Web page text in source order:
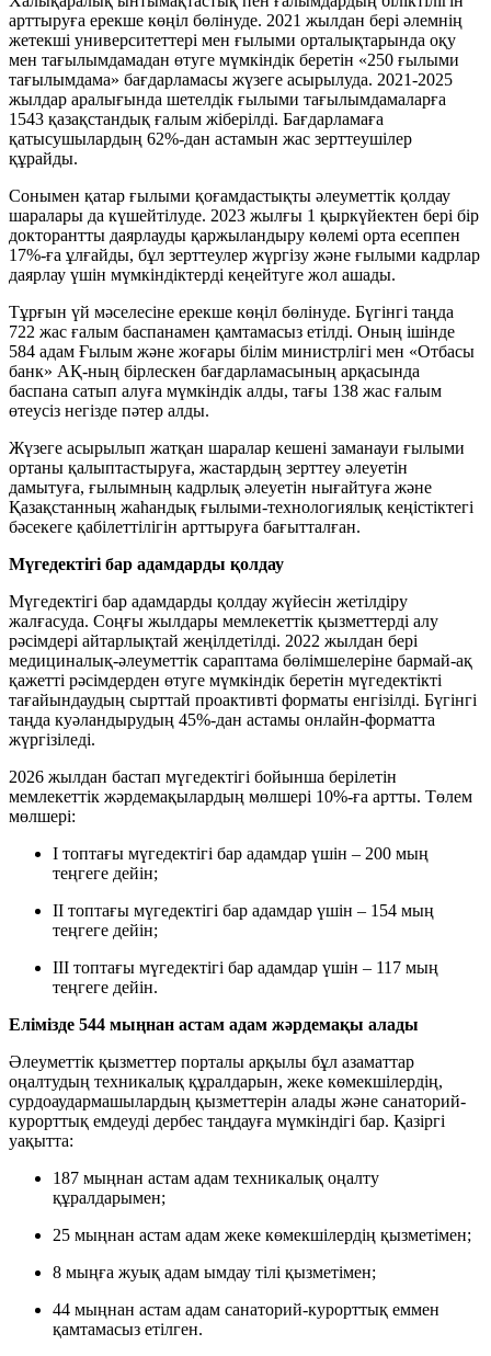
арттыруға ерекше көңіл бөлінуде. 2021 жылдан бері әлемнің
жетекші университеттері мен ғылыми орталықтарында оқу
мен тағылымдамадан өтуге мүмкіндік беретін «250 ғылыми
тағылымдама» бағдарламасы жүзеге асырылуда. 2021-2025
жылдар аралығында шетелдік ғылыми тағылымдамаларға
1543 қазақстандық ғалым жіберілді. Бағдарламаға
қатысушылардың 62%-дан астамын жас зерттеушілер
құрайды.
Сонымен қатар ғылыми қоғамдастықты әлеуметтік қолдау
шаралары да күшейтілуде. 2023 жылғы 1 қыркүйектен бері бір
докторантты даярлауды қаржыландыру көлемі орта есеппен
17%-ға ұлғайды, бұл зерттеулер жүргізу және ғылыми кадрлар
даярлау үшін мүмкіндіктерді кеңейтуге жол ашады.
Тұрғын үй мәселесіне ерекше көңіл бөлінуде. Бүгінгі таңда
722 жас ғалым баспанамен қамтамасыз етілді. Оның ішінде
584 адам Ғылым және жоғары білім министрлігі мен «Отбасы
банк» АҚ-ның бірлескен бағдарламасының арқасында
баспана сатып алуға мүмкіндік алды, тағы 138 жас ғалым
өтеусіз негізде пәтер алды.
Жүзеге асырылып жатқан шаралар кешені заманауи ғылыми
ортаны қалыптастыруға, жастардың зерттеу әлеуетін
дамытуға, ғылымның кадрлық әлеуетін нығайтуға және
Қазақстанның жаһандық ғылыми-технологиялық кеңістіктегі
бәсекеге қабілеттілігін арттыруға бағытталған.
Мүгедектігі бар адамдарды қолдау
Мүгедектігі бар адамдарды қолдау жүйесін жетілдіру
жалғасуда. Соңғы жылдары мемлекеттік қызметтерді алу
рәсімдері айтарлықтай жеңілдетілді. 2022 жылдан бері
медициналық-әлеуметтік сараптама бөлімшелеріне бармай-ақ
қажетті рәсімдерден өтуге мүмкіндік беретін мүгедектікті
тағайындаудың сырттай проактивті форматы енгізілді. Бүгінгі
таңда куәландырудың 45%-дан астамы онлайн-форматта
жүргізіледі.
2026 жылдан бастап мүгедектігі бойынша берілетін
мемлекеттік жәрдемақылардың мөлшері 10%-ға артты. Төлем
мөлшері:
I топтағы мүгедектігі бар адамдар үшін – 200 мың
теңгеге дейін;
II топтағы мүгедектігі бар адамдар үшін – 154 мың
теңгеге дейін;
III топтағы мүгедектігі бар адамдар үшін – 117 мың
теңгеге дейін.
Елімізде 544 мыңнан астам адам жәрдемақы алады
Әлеуметтік қызметтер порталы арқылы бұл азаматтар
оңалтудың техникалық құралдарын, жеке көмекшілердің,
сурдоаудармашылардың қызметтерін алады және санаторий-
курорттық емдеуді дербес таңдауға мүмкіндігі бар. Қазіргі
уақытта:
187 мыңнан астам адам техникалық оңалту
құралдарымен;
25 мыңнан астам адам жеке көмекшілердің қызметімен;
8 мыңға жуық адам ымдау тілі қызметімен;
44 мыңнан астам адам санаторий-курорттық еммен
қамтамасыз етілген.